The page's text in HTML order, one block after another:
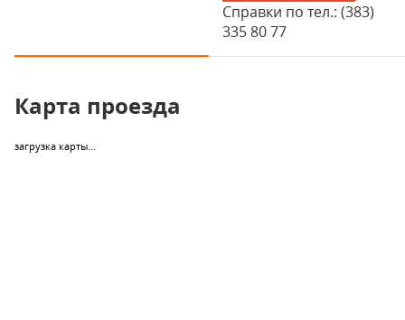
Справки по тел.: (383)
335 80 77
Карта проезда
загрузка карты...